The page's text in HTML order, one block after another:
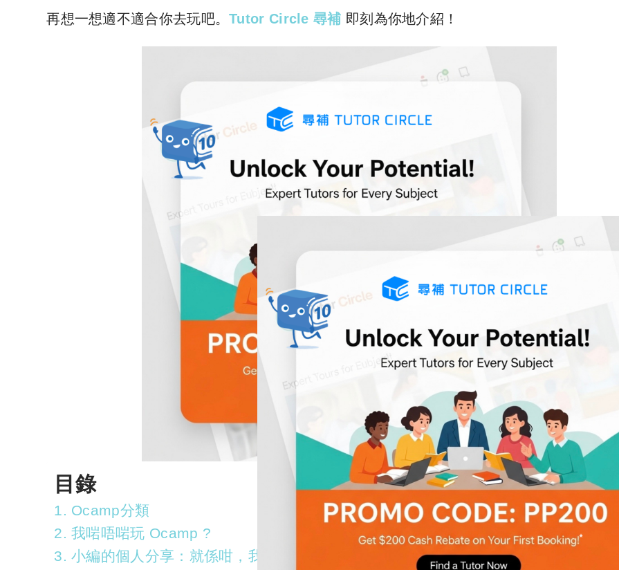
再想一想適不適合你去玩吧。Tutor Circle 尋補 即刻為你地介紹！
目錄
1. Ocamp分類
2. 我啱唔啱玩 Ocamp ?
3. 小編的個人分享：就係咁，我瀨哂嘢